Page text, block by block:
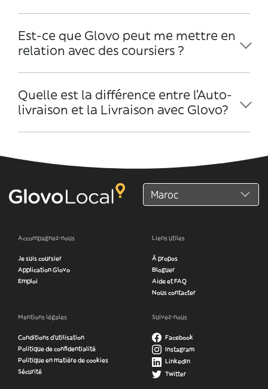
Est-ce que Glovo peut me mettre en
relation avec des coursiers ?
Quelle est la différence entre l'Auto-
livraison et la Livraison avec Glovo?
Accompagnez-nous
Je suis coursier
Application Glovo
Emploi
Liens utiles
À propos
Bloguer
Aide et FAQ
Nous contacter
Mentions légales
Conditions d’utilisation
Politique de confidentialité
Politique en matière de cookies
Sécurité
Suivez-nous
Facebook
Instagram
LinkedIn
Twitter